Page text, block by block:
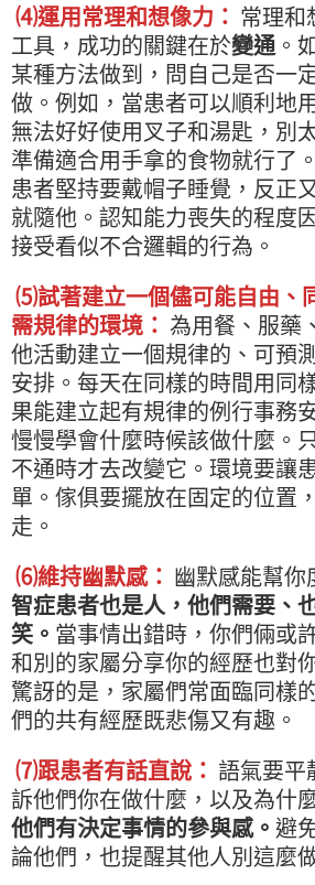
⑷運用常理和想像力： 常理和
工具，成功的關鍵在於變通。
某種方法做到，問自己是否一
做。例如，當患者可以順利地
無法好好使用叉子和湯匙，別
準備適合用手拿的食物就行了
患者堅持要戴帽子睡覺，反正
就隨他。認知能力喪失的程度
接受看似不合邏輯的行為。
⑸試著建立一個儘可能自由、
需規律的環境： 為用餐、服藥
他活動建立一個規律的、可預
安排。每天在同樣的時間用同
果能建立起有規律的例行事務
慢慢學會什麼時候該做什麼。
不通時才去改變它。環境要讓
單。傢俱要擺放在固定的位置
走。
⑹維持幽默感： 幽默感能幫你
智症患者也是人，他們需要、
笑。 當事情出錯時，你們倆或
和別的家屬分享你的經歷也對
驚訝的是，家屬們常面臨同樣
們的共有經歷既悲傷又有趣。
⑺跟患者有話直說： 語氣要平
訴他們你在做什麼，以及為什
他們有決定事情的參與感。 避
論他們，也提醒其他人別這麼